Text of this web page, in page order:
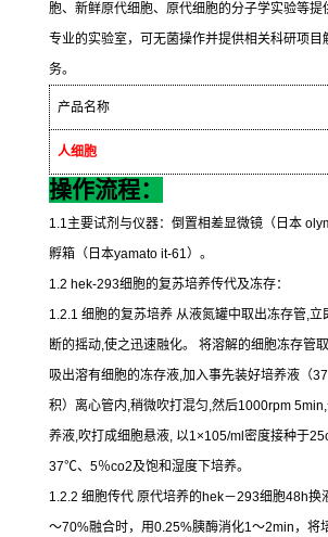
胞、新鲜原代细胞、原代细胞的分子学实验等提
专业的实验室，可无菌操作并提供相关科研项目
务。
产品名称
人细胞
操作流程：
1.1主要试剂与仪器：倒置相差显微镜（日本
孵箱（日本yamato it-61）。
1.2 hek-293细胞的复苏培养传代及冻存：
1.2.1 细胞的复苏培养 从液氮罐中取出冻存管,立
断的摇动,使之迅速融化。 将溶解的细胞冻存管
吸出溶有细胞的冻存液,加入事先装好培养液（37
积）离心管内,稍微吹打混匀,然后1000rpm 5min,
养液,吹打成细胞悬液, 以1×105/ml 密度接种于
37℃、 5％co2及饱和湿度下培养。
1.2.2 细胞传代 原代培养的hek－293细胞48h换
～70%融合时，用0.25%胰酶消化1～2min ，将